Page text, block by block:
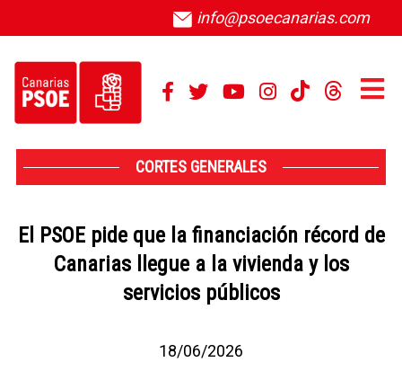
info@psoecanarias.com
CORTES GENERALES
El PSOE pide que la financiación récord de
Canarias llegue a la vivienda y los
servicios públicos
18/06/2026